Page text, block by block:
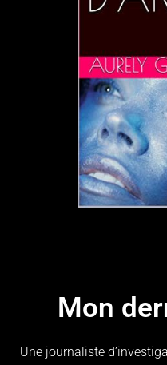
Mon
Une journaliste